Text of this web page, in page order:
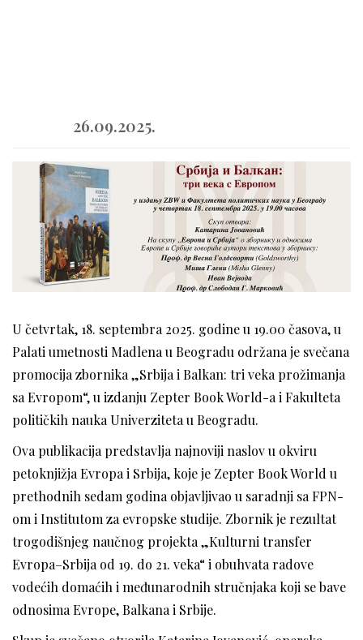
26.09.2025.
U četvrtak, 18. septembra 2025. godine u 19.00 časova, u
Palati umetnosti Madlena u Beogradu održana je svečana
promocija zbornika „Srbija i Balkan: tri veka prožimanja
sa Evropom“, u izdanju Zepter Book World-a i Fakulteta
političkih nauka Univerziteta u Beogradu.
Ova publikacija predstavlja najnoviji naslov u okviru
petoknjižja Evropa i Srbija, koje je Zepter Book World u
prethodnih sedam godina objavljivao u saradnji sa FPN-
om i Institutom za evropske studije. Zbornik je rezultat
trogodišnjeg naučnog projekta „Kulturni transfer
Evropa–Srbija od 19. do 21. veka“ i obuhvata radove
vodećih domaćih i međunarodnih stručnjaka koji se bave
odnosima Evrope, Balkana i Srbije.